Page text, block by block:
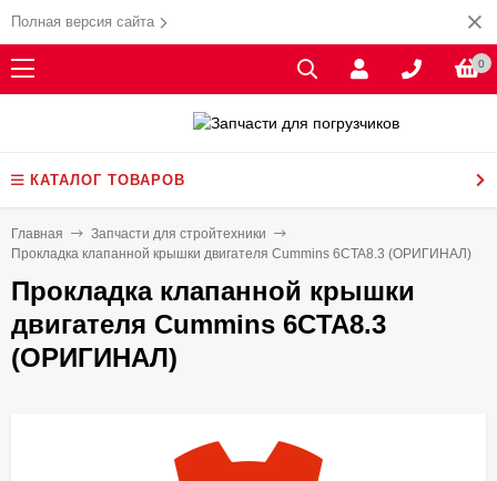
Полная версия сайта
0
КАТАЛОГ ТОВАРОВ
Главная
Запчасти для стройтехники
Прокладка клапанной крышки двигателя Cummins 6CTA8.3 (ОРИГИНАЛ)
Прокладка клапанной крышки
двигателя Cummins 6CTA8.3
(ОРИГИНАЛ)